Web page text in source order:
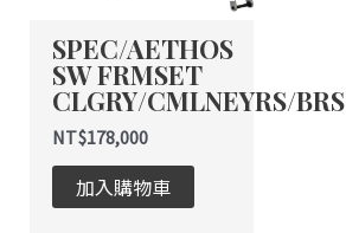
SPEC/AETHOS
SW FRMSET
CLGRY/CMLNEYRS/BRS
NT$178,000
加入購物車
式。
可
在
產
頁